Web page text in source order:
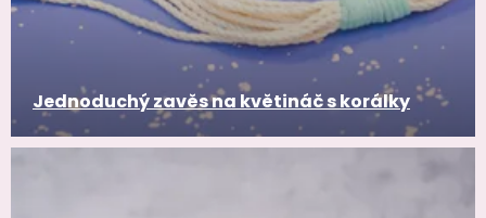
Jednoduchý zavěs na květináč s korálky